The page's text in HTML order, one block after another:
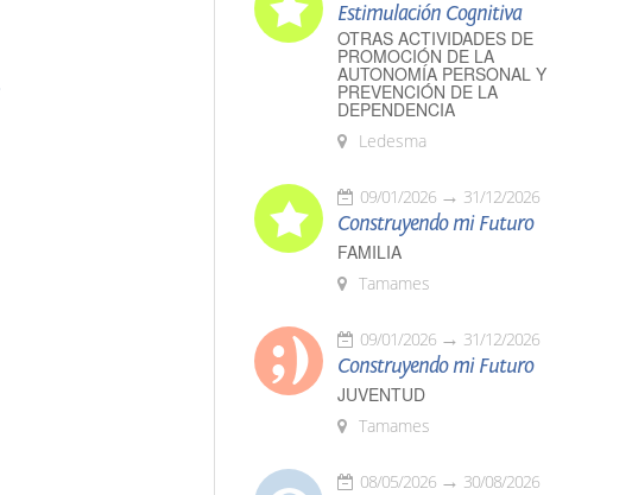
Estimulación Cognitiva
OTRAS ACTIVIDADES DE
PROMOCIÓN DE LA
AUTONOMÍA PERSONAL Y
PREVENCIÓN DE LA
DEPENDENCIA
Ledesma
09/01/2026 31/12/2026
Construyendo mi Futuro
FAMILIA
Tamames
09/01/2026 31/12/2026
Construyendo mi Futuro
JUVENTUD
Tamames
08/05/2026 30/08/2026